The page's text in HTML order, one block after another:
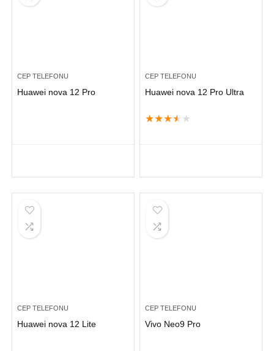
CEP TELEFONU
Huawei nova 12 Pro
CEP TELEFONU
Huawei nova 12 Pro Ultra
★★★★ ★
CEP TELEFONU
Huawei nova 12 Lite
CEP TELEFONU
Vivo Neo9 Pro